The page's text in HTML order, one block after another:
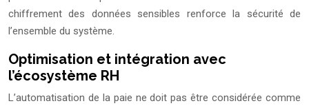
chiffrement des données sensibles renforce la sécurité de
l’ensemble du système.
Optimisation et intégration avec
l’écosystème RH
L’automatisation de la paie ne doit pas être considérée comme